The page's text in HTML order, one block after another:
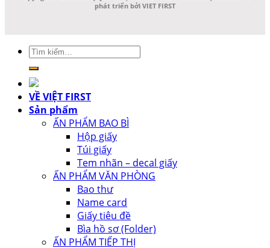
phát triển bởi VIET FIRST
Tìm
kiếm:
VỀ VIỆT FIRST
Sản phẩm
ẤN PHẨM BAO BÌ
Hộp giấy
Túi giấy
Tem nhãn – decal giấy
ẤN PHẨM VĂN PHÒNG
Bao thư
Name card
Giấy tiêu đề
Bìa hồ sơ (Folder)
ẤN PHẨM TIẾP THỊ